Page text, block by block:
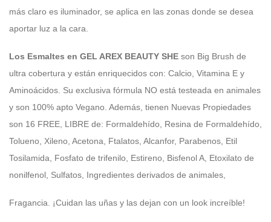
más claro es iluminador, se aplica en las zonas donde se desea
aportar luz a la cara.
Los Esmaltes en GEL AREX BEAUTY SHE son Big Brush de
ultra cobertura y están enriquecidos con: Calcio, Vitamina E y
Aminoácidos. Su exclusiva fórmula NO está testeada en animales
y son 100% apto Vegano. Además, tienen Nuevas Propiedades
son 16 FREE, LIBRE de: Formaldehído, Resina de Formaldehído,
Tolueno, Xileno, Acetona, Ftalatos, Alcanfor, Parabenos, Etil
Tosilamida, Fosfato de trifenilo, Estireno, Bisfenol A, Etoxilato de
nonilfenol, Sulfatos, Ingredientes derivados de animales,
Fragancia. ¡Cuidan las uñas y las dejan con un look increíble!